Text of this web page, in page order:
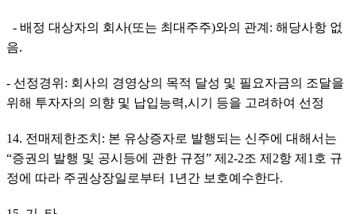
음.
- 선정경위: 회사의 경영상의 목적 달성 및 필요자금의 조달을
위해 투자자의 의향 및 납입능력,시기 등을 고려하여 선정
14. 전매제한조치: 본 유상증자로 발행되는 신주에 대해서는
“증권의 발행 및 공시등에 관한 규정” 제2-2조 제2항 제1호 규
정에 따라 주권상장일로부터 1년간 보호예수한다.